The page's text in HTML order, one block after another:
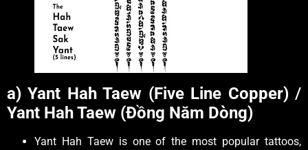
a) Yant Hah Taew (Five Line Copper) /
Yant Hah Taew (Đồng Năm Dòng)
Yant Hah Taew is one of the most popular tattoos,